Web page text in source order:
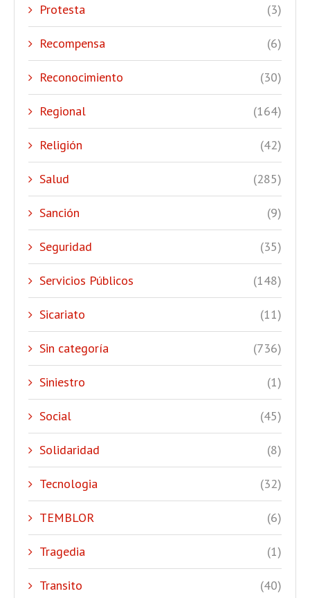
Protesta (3)
Recompensa (6)
Reconocimiento (30)
Regional (164)
Religión (42)
Salud (285)
Sanción (9)
Seguridad (35)
Servicios Públicos (148)
Sicariato (11)
Sin categoría (736)
Siniestro (1)
Social (45)
Solidaridad (8)
Tecnologia (32)
TEMBLOR (6)
Tragedia (1)
Transito (40)